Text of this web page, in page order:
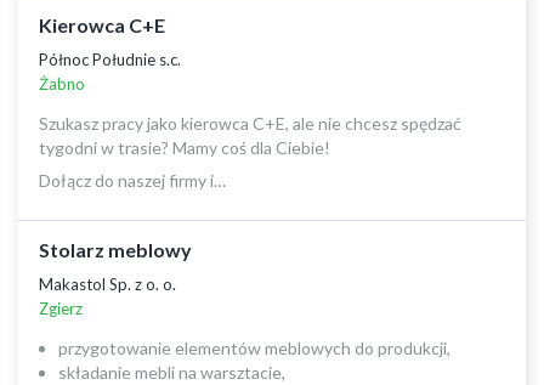
Kierowca C+E
Północ Południe s.c.
Żabno
Szukasz pracy jako kierowca C+E, ale nie chcesz spędzać
tygodni w trasie? Mamy coś dla Ciebie!
Dołącz do naszej firmy i…
Stolarz meblowy
Makastol Sp. z o. o.
Zgierz
przygotowanie elementów meblowych do produkcji,
składanie mebli na warsztacie,